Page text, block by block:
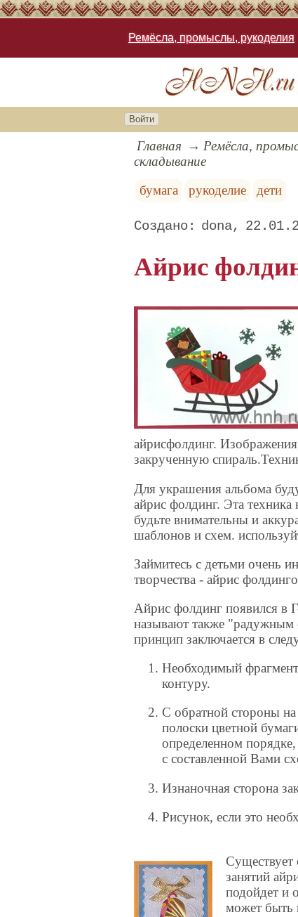
Ремёсла, промыслы, рукоделия
Войти
Главная Ремёсла,
складывание
бумага
рукоделие дети
dona
Айрис
айрисфолдинг.
закрученную
Для украшения альбома
айрис фолдинг. Эта техника
будьте внимательны и
шаблонов и схем.
Займитесь с детьми очень
творчества - айрис
Айрис фолдинг появился в
называют также "радужным
принцип заключается в
Необходимый
контуру.
С обратной стороны
полоски цветной
определенном
с составленной Вами
Изнаночная сторона
Рисунок, если это
Существует
занятий
подойдет и
может быть